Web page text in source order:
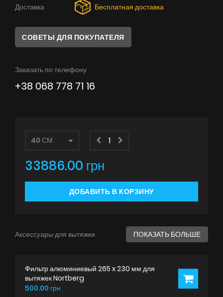
Советы
Сервис
Инструкции
Доставка
Бесплатная доставка
СОВЕТЫ ДЛЯ ПОКУПАТЕЛЯ
Заказать по телефону
+38 068 778 71 16
33886.00 грн
ДОБАВИТЬ В КОРЗИНУ
Аксессуары для вытяжки ПОКАЗАТЬ БОЛЬШЕ
Фильтр алюминиевый 265 x 230 мм для
вытяжек Nortberg
500.00 грн